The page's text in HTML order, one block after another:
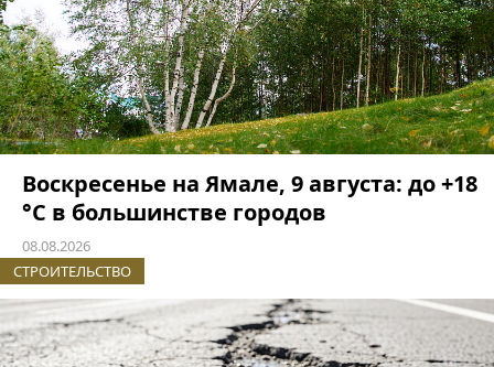
Воскресенье на Ямале, 9 августа: до +18
°C в большинстве городов
08.08.2026
СТРОИТЕЛЬСТВО